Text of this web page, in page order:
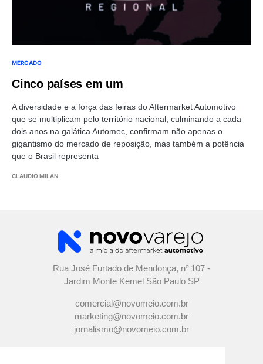
MERCADO
Cinco países em um
A diversidade e a força das feiras do Aftermarket Automotivo
que se multiplicam pelo território nacional, culminando a cada
dois anos na galática Automec, confirmam não apenas o
gigantismo do mercado de reposição, mas também a potência
que o Brasil representa
CLAUDIO MILAN
Rua José Furtado de Mendonça, nº 107 -
Jardim Monte Kemel São Paulo SP
comercial@novomeio.com.br
marketing@novomeio.com.br
jornalismo@novomeio.com.br